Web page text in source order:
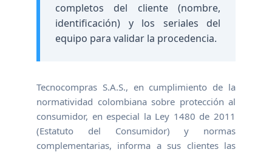
completos del cliente (nombre,
identificación) y los seriales del
equipo para validar la procedencia.
Tecnocompras S.A.S., en cumplimiento de la
normatividad colombiana sobre protección al
consumidor, en especial la Ley 1480 de 2011
(Estatuto del Consumidor) y normas
complementarias, informa a sus clientes las